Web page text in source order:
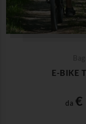
E-BIKE
da €